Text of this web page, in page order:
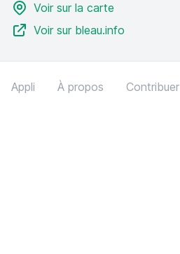
Voir sur la carte
Voir sur bleau.info
Appli À propos Contribuer